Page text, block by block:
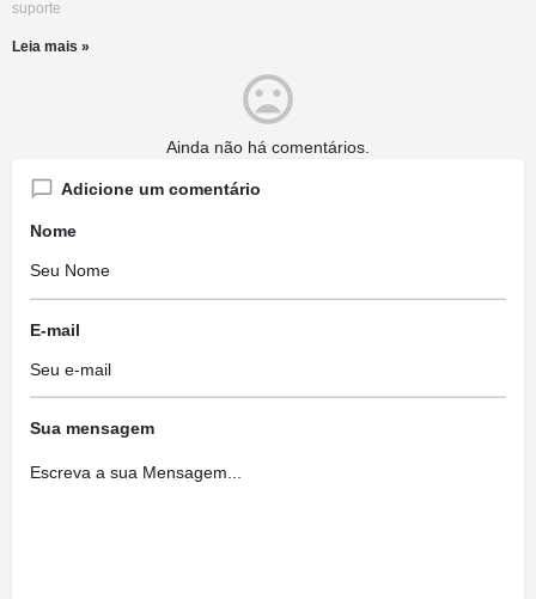
suporte
Leia mais »
Ainda não há comentários.
Adicione um comentário
Nome
E-mail
Sua mensagem